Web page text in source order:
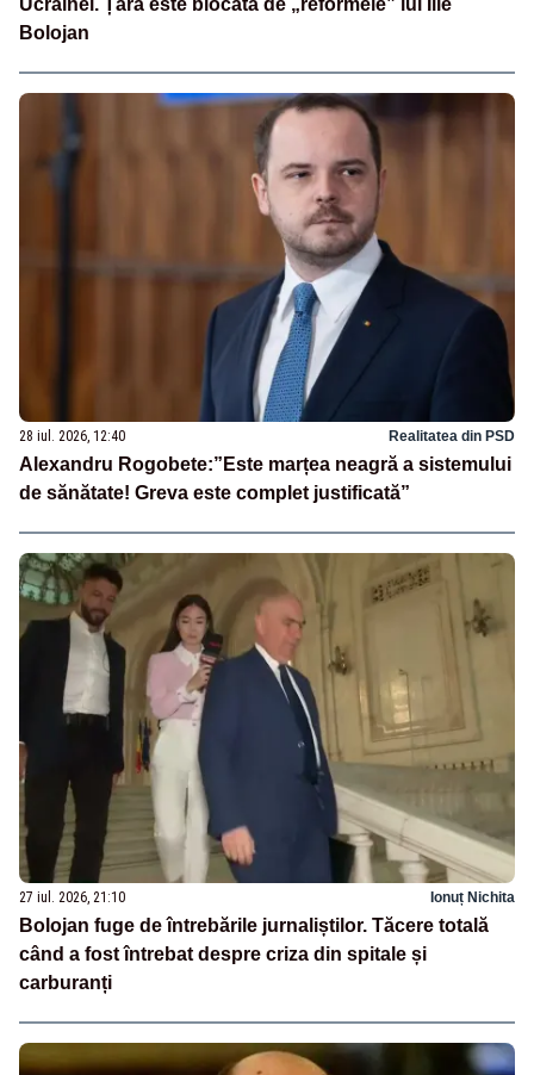
Bolojan
28 iul. 2026, 12:40 Realitatea din PSD
Alexandru Rogobete:”Este marțea neagră a sistemului
de sănătate! Greva este complet justificată”
27 iul. 2026, 21:10 Ionuț Nichita
Bolojan fuge de întrebările jurnaliștilor. Tăcere totală
când a fost întrebat despre criza din spitale și
carburanți